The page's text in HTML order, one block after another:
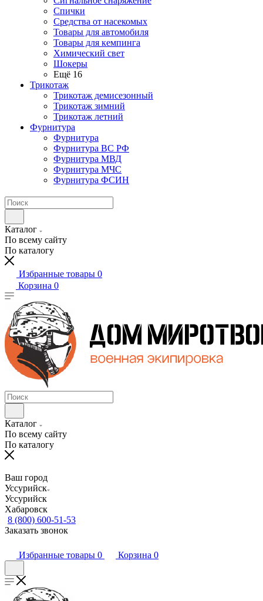
Спички
Средства от насекомых
Товары для автомобиля
Товары для кемпинга
Химический свет
Шокеры
Ещё 16
Трикотаж
Трикотаж демисезонный
Трикотаж зимний
Трикотаж летний
Фурнитура
Фурнитура
Фурнитура ВС РФ
Фурнитура МВД
Фурнитура МЧС
Фурнитура ФСИН
Каталог
По всему сайту
По каталогу
Избранные товары 0
Корзина 0
Каталог
По всему сайту
По каталогу
Ваш город
Уссурийск
Уссурийск
Хабаровск
8 (800) 600-51-53
Заказать звонок
Избранные товары 0 Корзина 0